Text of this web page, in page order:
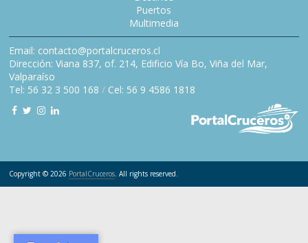
Puertos
Multimedia
Email: contacto@portalcruceros.cl
Dirección: Viana 837, of. 214, Edificio Vía Bo, Viña del Mar,
Valparaíso
Tel: 56 32 3 500 168 / Cel: 56 9 4586 1818
Copyright © 2026 PortalCruceros . All rights reserved.